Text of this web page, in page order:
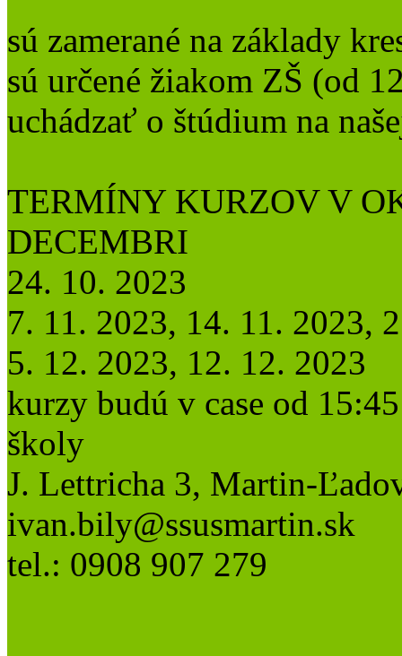
sú zamerané na základy
sú určené žiakom ZŠ (od
uchádzať o štúdium na
TERMÍNY KURZOV V
DECEMBRI
24. 10. 2023
7. 11. 2023, 14. 11. 2023,
5. 12. 2023, 12. 12. 2023
kurzy budú v case od
školy
J. Lettricha 3, Martin-
ivan.bily@ssusmartin.sk
tel.: 0908 907 279